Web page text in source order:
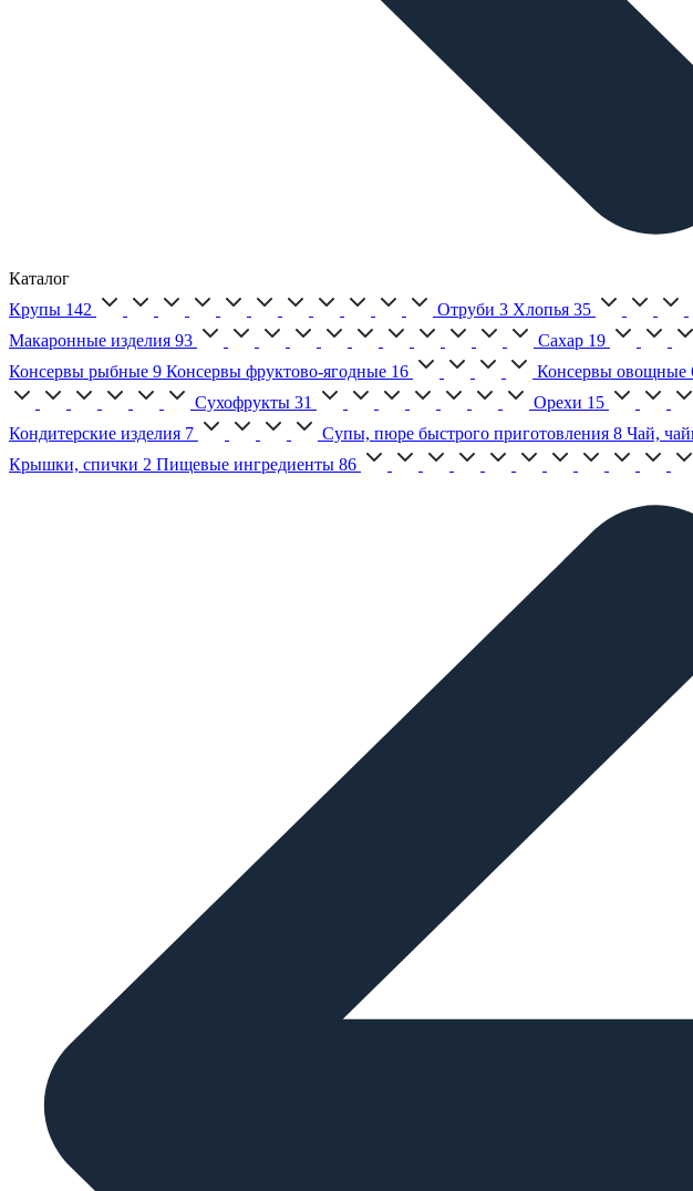
Каталог
Крупы 142 Отруби 3 Хлопья 35
Макаронные изделия 93 Сахар 19
Консервы рыбные 9 Консервы фруктово-ягодные 16 Консервы овощные
Сухофрукты 31 Орехи 15
Кондитерские изделия 7 Супы, пюре быстрого приготовления 8 Чай,
Крышки, спички 2 Пищевые ингредиенты 86